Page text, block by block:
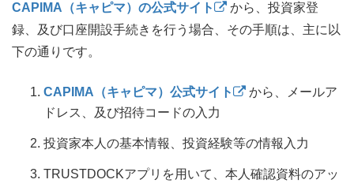
CAPIMA（キャピマ）の公式サイト
から、投資家登
録、及び口座開設手続きを行う場合、その手順は、主に以
下の通りです。
CAPIMA（キャピマ）公式サイト
から、メールア
ドレス、及び招待コードの入力
投資家本人の基本情報、投資経験等の情報入力
TRUSTDOCKアプリを用いて、本人確認資料のアッ